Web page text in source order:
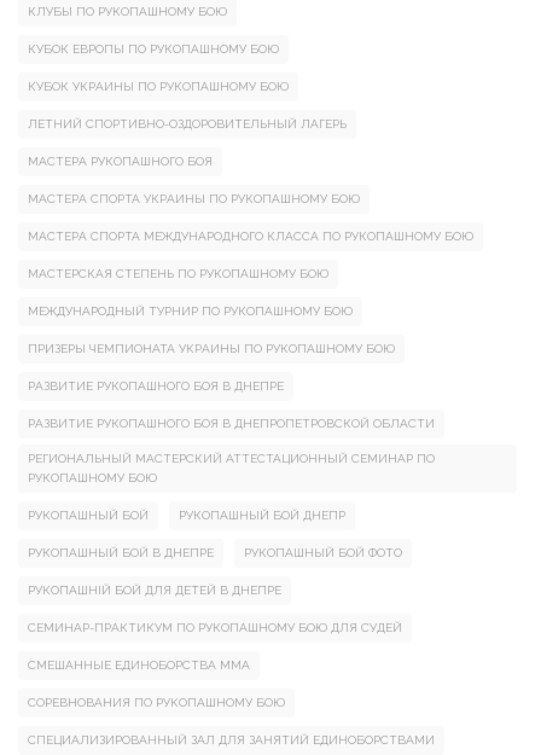
КЛУБЫ ПО РУКОПАШНОМУ БОЮ
КУБОК ЕВРОПЫ ПО РУКОПАШНОМУ БОЮ
КУБОК УКРАИНЫ ПО РУКОПАШНОМУ БОЮ
ЛЕТНИЙ СПОРТИВНО-ОЗДОРОВИТЕЛЬНЫЙ ЛАГЕРЬ
МАСТЕРА РУКОПАШНОГО БОЯ
МАСТЕРА СПОРТА УКРАИНЫ ПО РУКОПАШНОМУ БОЮ
МАСТЕРА СПОРТА МЕЖДУНАРОДНОГО КЛАССА ПО РУКОПАШНОМУ БОЮ
МАСТЕРСКАЯ СТЕПЕНЬ ПО РУКОПАШНОМУ БОЮ
МЕЖДУНАРОДНЫЙ ТУРНИР ПО РУКОПАШНОМУ БОЮ
ПРИЗЕРЫ ЧЕМПИОНАТА УКРАИНЫ ПО РУКОПАШНОМУ БОЮ
РАЗВИТИЕ РУКОПАШНОГО БОЯ В ДНЕПРЕ
РАЗВИТИЕ РУКОПАШНОГО БОЯ В ДНЕПРОПЕТРОВСКОЙ ОБЛАСТИ
РЕГИОНАЛЬНЫЙ МАСТЕРСКИЙ АТТЕСТАЦИОННЫЙ СЕМИНАР ПО
РУКОПАШНОМУ БОЮ
РУКОПАШНЫЙ БОЙ РУКОПАШНЫЙ БОЙ ДНЕПР
РУКОПАШНЫЙ БОЙ В ДНЕПРЕ РУКОПАШНЫЙ БОЙ ФОТО
РУКОПАШНІЙ БОЙ ДЛЯ ДЕТЕЙ В ДНЕПРЕ
СЕМИНАР-ПРАКТИКУМ ПО РУКОПАШНОМУ БОЮ ДЛЯ СУДЕЙ
СМЕШАННЫЕ ЕДИНОБОРСТВА ММА
СОРЕВНОВАНИЯ ПО РУКОПАШНОМУ БОЮ
СПЕЦИАЛИЗИРОВАННЫЙ ЗАЛ ДЛЯ ЗАНЯТИЙ ЕДИНОБОРСТВАМИ